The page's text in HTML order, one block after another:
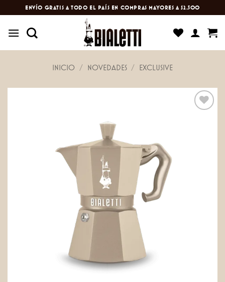
al
contenido
ENVÍO GRATIS A TODO EL PAÍS EN COMPRAS MAYORES A $2.500
INICIO / NOVEDADES / EXCLUSIVE